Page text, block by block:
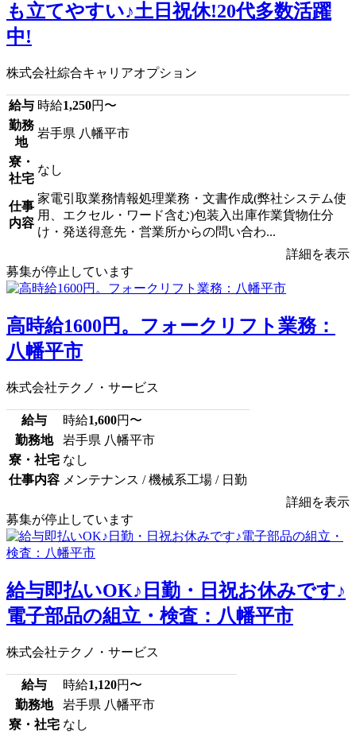
も立てやすい♪土日祝休!20代多数活躍
中!
株式会社綜合キャリアオプション
給与 時給1,250円〜
勤務
地
岩手県 八幡平市
寮・
社宅
なし
仕事
内容
家電引取業務情報処理業務・文書作成(弊社システム使
用、エクセル・ワード含む)包装入出庫作業貨物仕分
け・発送得意先・営業所からの問い合わ...
詳細を表示
募集が停止しています
高時給1600円。フォークリフト業務：
八幡平市
株式会社テクノ・サービス
給与 時給1,600円〜
勤務地
岩手県 八幡平市
寮・社宅 なし
仕事内容 メンテナンス / 機械系工場 / 日勤
詳細を表示
募集が停止しています
給与即払いOK♪日勤・日祝お休みです♪
電子部品の組立・検査：八幡平市
株式会社テクノ・サービス
給与 時給1,120円〜
勤務地
岩手県 八幡平市
寮・社宅 なし